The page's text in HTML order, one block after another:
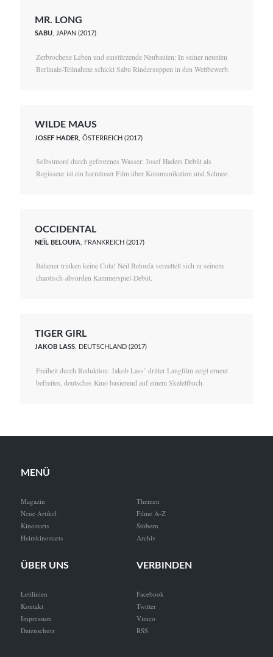
MR. LONG
SABU, JAPAN (2017)
Zerbrochene Leben und einstürzende Neubauten: In seiner neunten
Berlinale-Teilnahme schickt Sabu Rindersuppen in den Wettbewerb.
WILDE MAUS
JOSEF HADER , ÖSTERREICH (2017)
Selbstmord durch gefrorenes Wasser: Josef Haders Debüt als
Regisseur ist ein harmloser Film über Kommunikation und Schnee.
OCCIDENTAL
NEÏL BELOUFA , FRANKREICH (2017)
Italiener trinken keine Cola! Neïl Beloufa verzettelt sich in seinem
chaotisch-absurden Kammerspiel-Debüt.
TIGER GIRL
JAKOB LASS, DEUTSCHLAND (2017)
Freiheit durch Reduktion: Jakob Lass’ dritter Langfilm zeigt erneut
befreites, deutsches Kino basierend auf einem Skelettbuch.
MENÜ
Magazin
Neue Artikel
Kinostarts
Heimkinostarts
Themen
Filme A-Z
Stöbern
Archiv
ÜBER UNS
Leitlinien
Kontakt
Impressum
Datenschutz
VERBINDEN
Facebook
Twitter
Vimeo
RSS